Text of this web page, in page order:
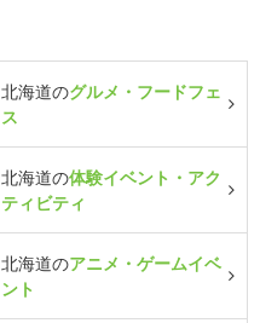
北海道のグルメ・フードフェ
ス
北海道の体験イベント・アク
ティビティ
北海道のアニメ・ゲームイベ
ント